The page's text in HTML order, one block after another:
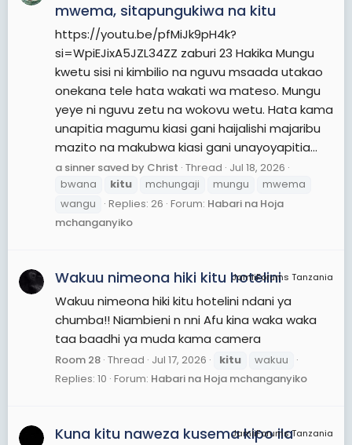
mwema, sitapungukiwa na kitu
https://youtu.be/pfMiJk9pH4k?
si=WpiEJixA5JZL34ZZ zaburi 23 Hakika Mungu
kwetu sisi ni kimbilio na nguvu msaada utakao
onekana tele hata wakati wa mateso. Mungu
yeye ni nguvu zetu na wokovu wetu. Hata kama
unapitia magumu kiasi gani haijalishi majaribu
mazito na makubwa kiasi gani unayoyapitia...
a sinner saved by Christ Thread Jul 18, 2026
bwana
kitu mchungaji mungu
mwema
wangu
Replies: 26 Forum: Habari na Hoja
mchanganyiko
JamiiForums Tanzania
Wakuu nimeona hiki kitu hotelini
Wakuu nimeona hiki kitu hotelini ndani ya
chumba!! Niambieni n nni Afu kina waka waka
taa baadhi ya muda kama camera
Room 28 Thread Jul 17, 2026 kitu
wakuu
Replies: 10 Forum: Habari na Hoja mchanganyiko
JamiiForums Tanzania
Kuna kitu naweza kusema kipo ila